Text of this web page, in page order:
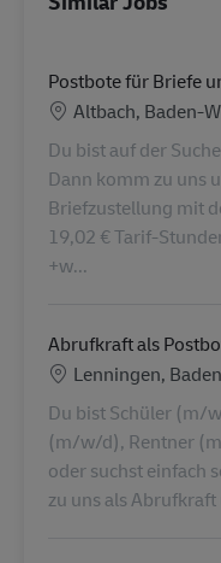
Postbote für Briefe
Location
Altbach, Baden-
Du bist auf der
Dann komm zu uns
Briefzustellung mit
19,02 € Tarif-
+w...
Abrufkraft als
Location
Lenningen,
Du bist Schüler (m/
(m/w/d), Rentner
oder suchst einfach
zu uns als